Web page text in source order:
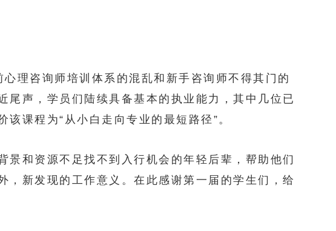
理咨询师培训体系的混乱和新手咨询师不得其门的
声，学员们陆续具备基本的执业能力，其中几位已
课程为“从小白走向专业的最短路径”。
和资源不足找不到入行机会的年轻后辈，帮助他们
新发现的工作意义。在此感谢第一届的学生们，给